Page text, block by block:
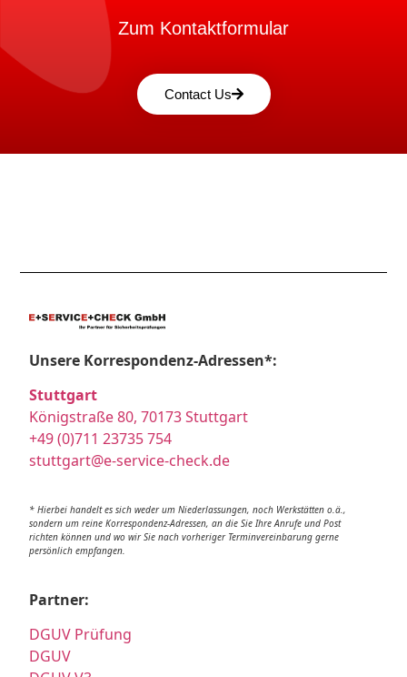
Zum Kontaktformular
Contact Us
Unsere Korrespondenz-Adressen*:
Stuttgart
Königstraße 80, 70173 Stuttgart
+49 (0)711 23735 754
stuttgart@e-service-check.de
* Hierbei handelt es sich weder um Niederlassungen, noch Werkstätten o.ä.,
sondern um reine Korrespondenz-Adressen, an die Sie Ihre Anrufe und Post
richten können und wo wir Sie nach vorheriger Terminvereinbarung gerne
persönlich empfangen.
Partner:
DGUV Prüfung
DGUV